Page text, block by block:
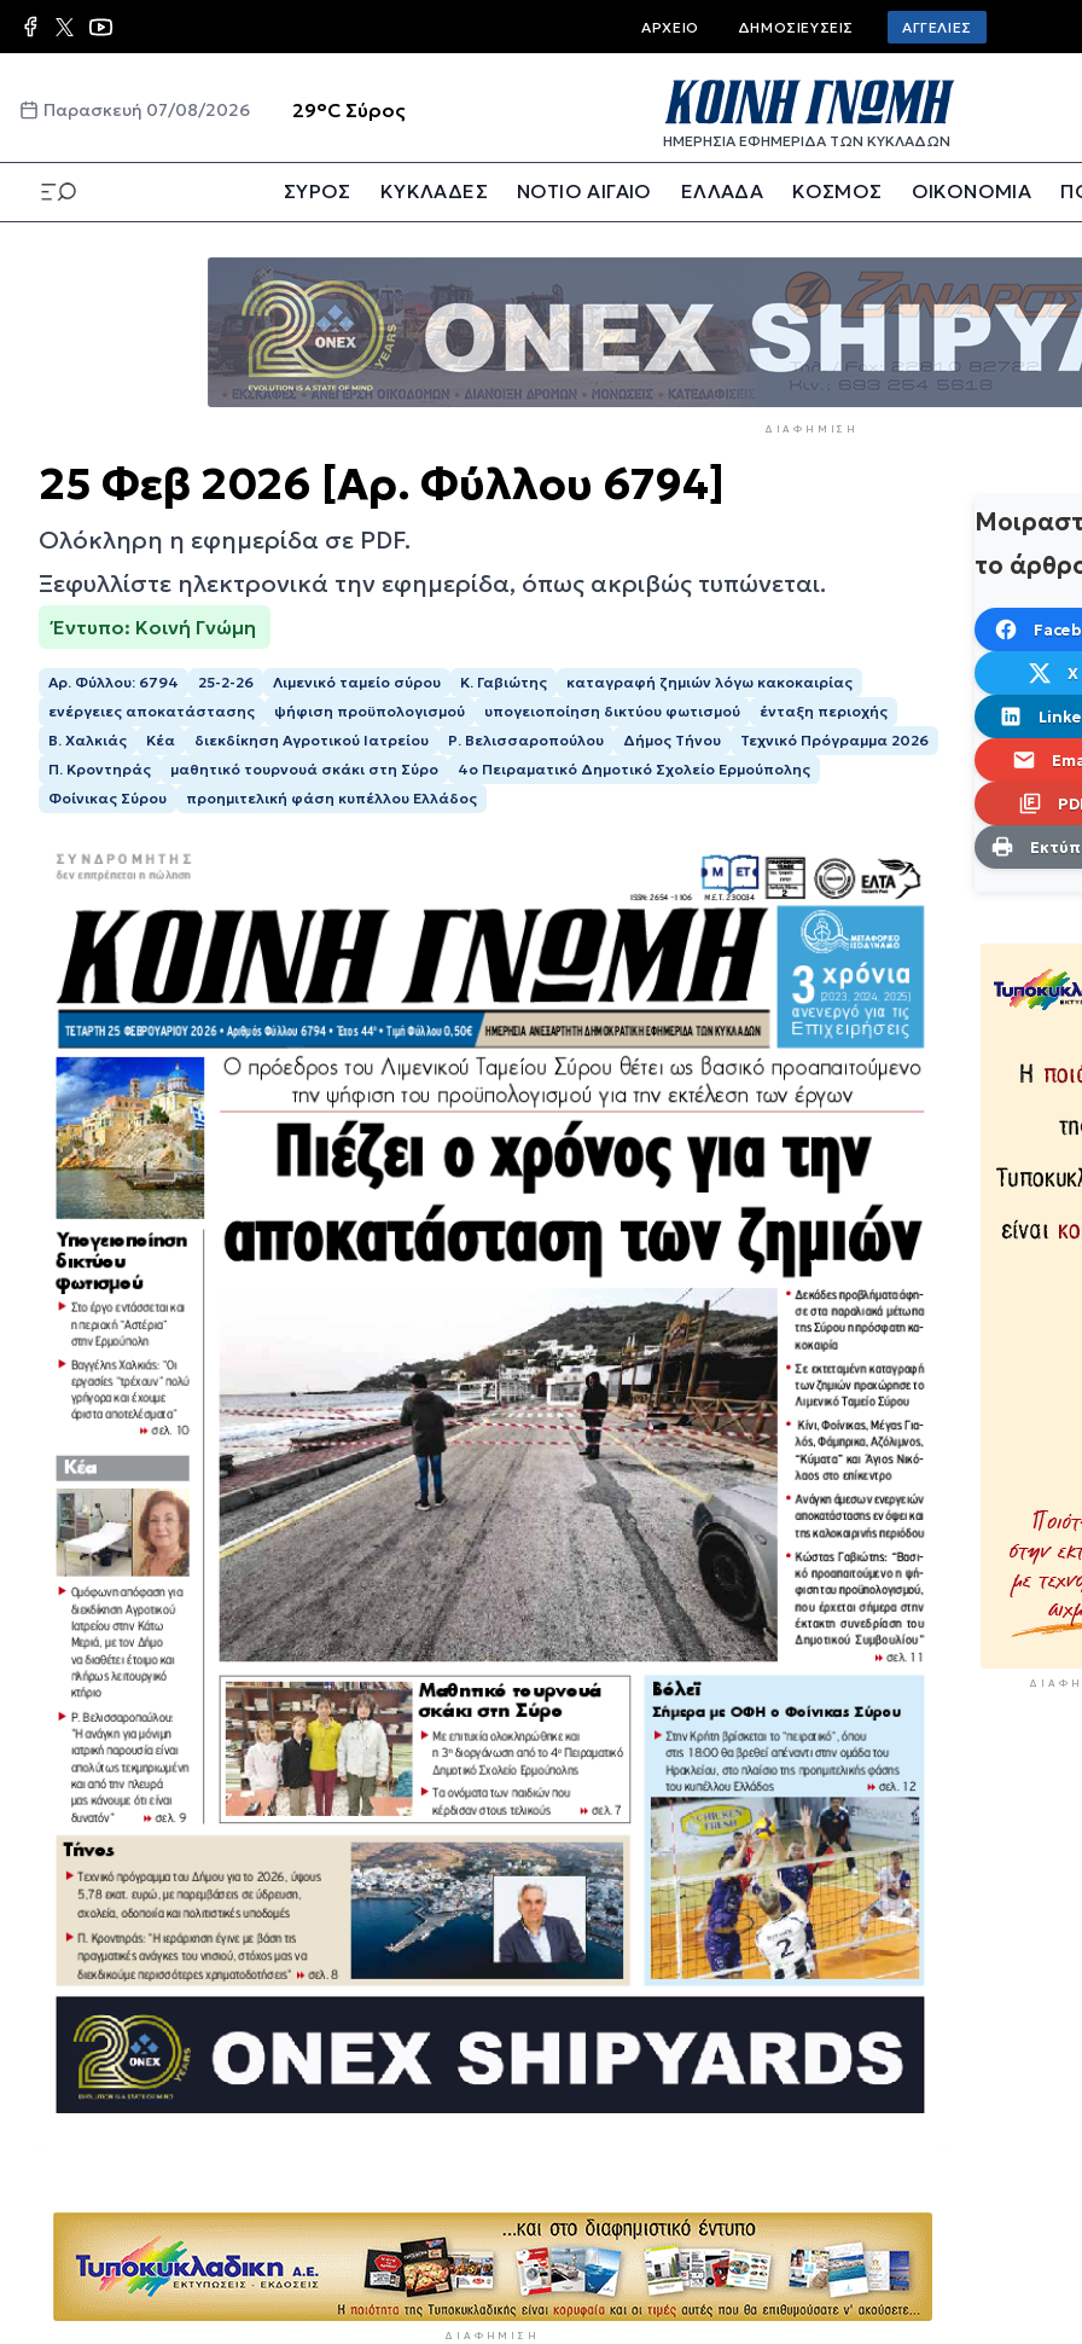
Παράκαμψη
προς
κυρίως
Top
bar
menu
ΑΡΧΕΊΟ ΔΗΜΟΣΙΕΎΣΕΙΣ ΑΓΓΕΛΊΕΣ
Παρασκευή 07/08/2026 29°C Σύρος
ΗΜΕΡΗΣΙΑ ΕΦΗΜΕΡΙΔΑ ΤΩΝ ΚΥΚΛΑΔΩΝ
ΣΥΡΟΣ ΚΥΚΛΑΔΕΣ ΝΟΤΙΟ ΑΙΓΑΙΟ ΕΛΛΑΔΑ ΚΟΣΜΟΣ ΟΙΚΟΝΟΜΙΑ
ΔΙΑΦΉΜΙΣΗ
25 Φεβ 2026 [Αρ. Φύλλου 6794]
Ολόκληρη η εφημερίδα σε PDF.
Ξεφυλλίστε ηλεκτρονικά την εφημερίδα, όπως ακριβώς τυπώνεται.
Έντυπο: Κοινή Γνώμη
Αρ. Φύλλου: 6794 25-2-26 Λιμενικό ταμείο σύρου Κ. Γαβιώτης
καταγραφή ζημιών λόγω κακοκαιρίας
ενέργειες αποκατάστασης
ψήφιση προϋπολογισμού υπογειοποίηση δικτύου φωτισμού
ένταξη περιοχής
Β. Χαλκιάς
Κέα διεκδίκηση Αγροτικού Ιατρείου Ρ. Βελισσαροπούλου Δήμος Τήνου
Τεχνικό Πρόγραμμα 2026
Π. Κροντηράς
μαθητικό τουρνουά σκάκι στη Σύρο
4ο Πειραματικό Δημοτικό Σχολείο Ερμούπολης
Φοίνικας Σύρου
προημιτελική φάση κυπέλλου Ελλάδος
ΔΙΑΦΉΜΙΣΗ
το
X